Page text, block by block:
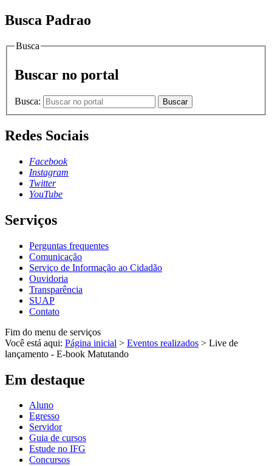
Busca Padrao
Busca
Buscar no portal
Busca: Buscar
Redes Sociais
Facebook
Instagram
Twitter
YouTube
Serviços
Perguntas frequentes
Comunicação
Serviço de Informação ao Cidadão
Ouvidoria
Transparência
SUAP
Contato
Fim do menu de serviços
Você está aqui: Página inicial > Eventos realizados > Live de
lançamento - E-book Matutando
Em destaque
Aluno
Egresso
Servidor
Guia de cursos
Estude no IFG
Concursos